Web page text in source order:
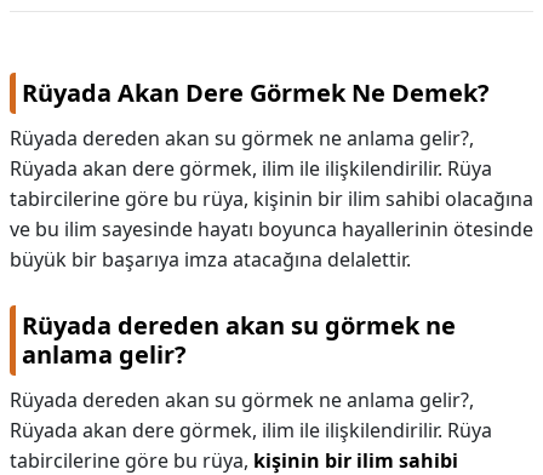
Rüyada Akan Dere Görmek Ne Demek?
Rüyada dereden akan su görmek ne anlama gelir?,
Rüyada akan dere görmek, ilim ile ilişkilendirilir. Rüya
tabircilerine göre bu rüya, kişinin bir ilim sahibi olacağına
ve bu ilim sayesinde hayatı boyunca hayallerinin ötesinde
büyük bir başarıya imza atacağına delalettir.
Rüyada dereden akan su görmek ne
anlama gelir?
Rüyada dereden akan su görmek ne anlama gelir?,
Rüyada akan dere görmek, ilim ile ilişkilendirilir. Rüya
tabircilerine göre bu rüya, kişinin bir ilim sahibi